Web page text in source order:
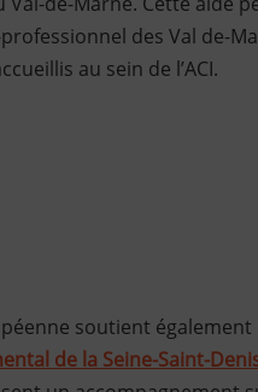
des Val de-
au sein de l’ACI.
soutient
de la Seine-Saint-